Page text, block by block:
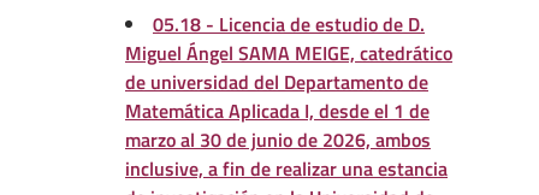
05.18 - Licencia de estudio de D.
Miguel Ángel SAMA MEIGE, catedrático
de universidad del Departamento de
Matemática Aplicada I, desde el 1 de
marzo al 30 de junio de 2026, ambos
inclusive, a fin de realizar una estancia